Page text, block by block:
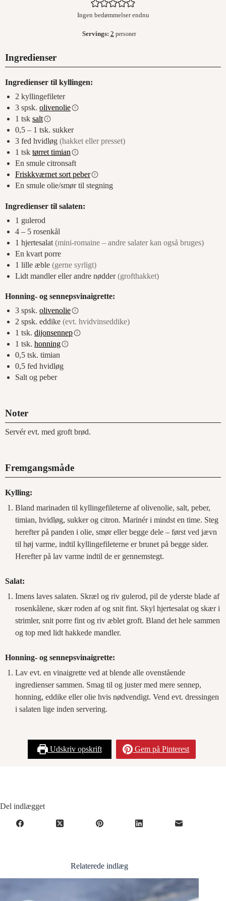
Ingen bedømmelser endnu
Servings: 2 personer
Ingredienser
Ingredienser til kyllingen:
2 kyllingefileter
3 spsk. olivenolie
1 tsk salt
0,5 – 1 tsk. sukker
3 fed hvidløg (hakket eller presset)
1 tsk tørret timian
En smule citronsaft
Friskkværnet sort peber
En smule olie/smør til stegning
Ingredienser til salaten:
1 gulerod
4 – 5 rosenkål
1 hjertesalat (mini-romaine – andre salater kan også bruges)
En kvart porre
1 lille æble (gerne syrligt)
Lidt mandler eller andre nødder (grofthakket)
Honning- og sennepsvinaigrette:
3 spsk. olivenolie
2 spsk. eddike (evt. hvidvinseddike)
1 tsk. dijonsennep
1 tsk. honning
0,5 tsk. timian
0,5 fed hvidløg
Salt og peber
Noter
Servér evt. med groft brød.
Fremgangsmåde
Kylling:
Bland marinaden til kyllingefileterne af olivenolie, salt, peber,
timian, hvidløg, sukker og citron. Marinér i mindst en time. Steg
herefter på panden i olie, smør eller begge dele – først ved jævn
til høj varme, indtil kyllingefileterne er brunet på begge sider.
Herefter på lav varme indtil de er gennemstegt.
Salat:
Imens laves salaten. Skræl og riv gulerod, pil de yderste blade af
rosenkålene, skær roden af og snit fint. Skyl hjertesalat og skær i
strimler, snit porre fint og riv æblet groft. Bland det hele sammen
og top med lidt hakkede mandler.
Honning- og sennepsvinaigrette:
Lav evt. en vinaigrette ved at blende alle ovenstående
ingredienser sammen. Smag til og juster med mere sennep,
honning, eddike eller olie hvis nødvendigt. Vend evt. dressingen
i salaten lige inden servering.
Udskriv opskrift Gem på Pinterest
Del indlægget
Relaterede indlæg